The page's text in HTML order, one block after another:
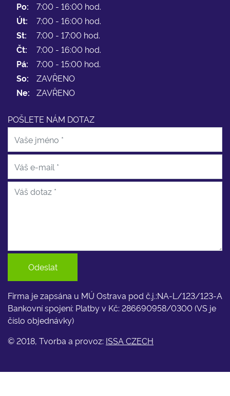
Po:
7:00 - 16:00 hod.
Út:
7:00 - 16:00 hod.
St:
7:00 - 17:00 hod.
Čt:
7:00 - 16:00 hod.
Pá:
7:00 - 15:00 hod.
So:
ZAVŘENO
Ne:
ZAVŘENO
POŠLETE NÁM DOTAZ
Odeslat
Firma je zapsána u MÚ Ostrava pod č.j.:NA-L/123/123-A
Bankovní spojení: Platby v Kč: 286690958/0300 (VS je
číslo objednávky)
© 2018, Tvorba a provoz: ISSA CZECH